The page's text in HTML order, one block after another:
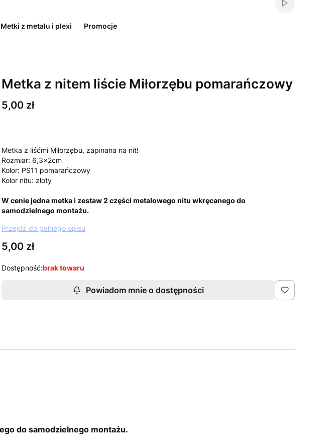
Włącz
Metki z metalu i plexi Promocje
Metka z nitem liście Miłorzębu pomarańczowy
Cena
5,00 zł
Metka z liśćmi Miłorzębu, zapinana na nit!
Rozmiar: 6,3x2cm
Kolor: PS11 pomarańczowy
Kolor nitu: złoty
W cenie jedna metka i zestaw 2 części metalowego nitu wkręcanego do
samodzielnego montażu.
Przejdź do pełnego opisu
Cena
5,00 zł
Dostępność:brak towaru
Powiadom mnie o dostępności
do samodzielnego montażu.